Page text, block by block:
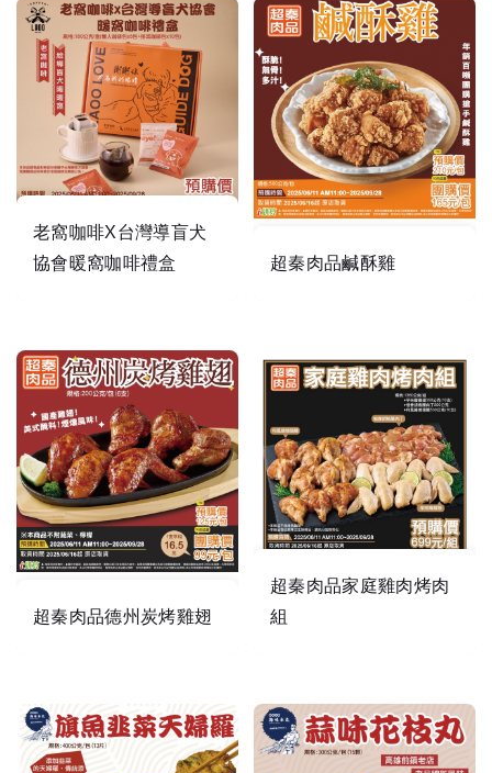
老窩咖啡X台灣導盲犬
協會暖窩咖啡禮盒
老窩咖啡給導盲犬暖暖窩
超秦肉品鹹酥雞
肉丁，以獨家配方製作調
味，8-12公克肉塊沾上地
瓜粉，7分預熱製作，鮮嫩
多汁。本產品為2017年世
大運選用。
商品資訊
【供應商名稱】
超秦肉品德州炭烤雞翅
超秦肉品家庭雞肉烤肉
組
三種美味醃漬，立刻開烤!